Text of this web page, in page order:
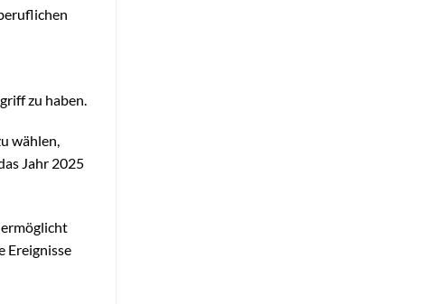
zu haben.
wählen,
Jahr 2025
ermöglicht
Ereignisse